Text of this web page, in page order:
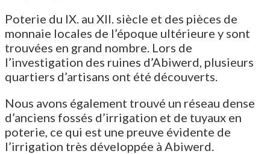
Poterie du IX. au XII. siècle et des pièces de
monnaie locales de l’époque ultérieure y sont
trouvées en grand nombre. Lors de
l’investigation des ruines d’Abiwerd, plusieurs
quartiers d’artisans ont été découverts.
Nous avons également trouvé un réseau dense
d’anciens fossés d’irrigation et de tuyaux en
poterie, ce qui est une preuve évidente de
l’irrigation très développée à Abiwerd.